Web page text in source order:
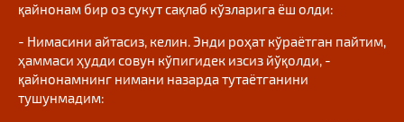
қайнонам бир оз сукут сақлаб кўзларига ёш олди:
- Нимасини айтасиз, келин. Энди роҳат кўраётган пайтим,
ҳаммаси ҳудди совун кўпигидек изсиз йўқолди, -
қайнонамнинг нимани назарда тутаётганини
тушунмадим: